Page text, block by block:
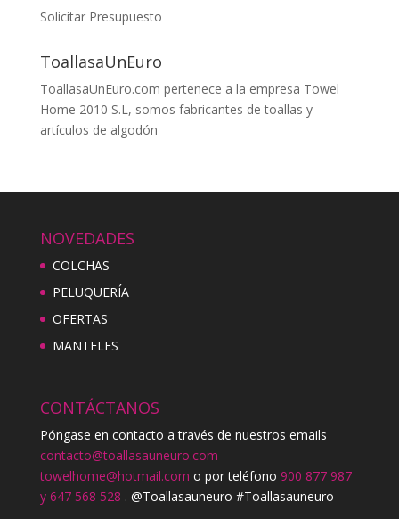
Solicitar Presupuesto
ToallasaUnEuro
ToallasaUnEuro.com pertenece a la empresa Towel
Home 2010 S.L, somos fabricantes de toallas y
artículos de algodón
NOVEDADES
COLCHAS
PELUQUERÍA
OFERTAS
MANTELES
CONTÁCTANOS
Póngase en contacto a través de nuestros emails
contacto@toallasauneuro.com
towelhome@hotmail.com o por teléfono 900 877 987
y 647 568 528 . @Toallasauneuro #Toallasauneuro